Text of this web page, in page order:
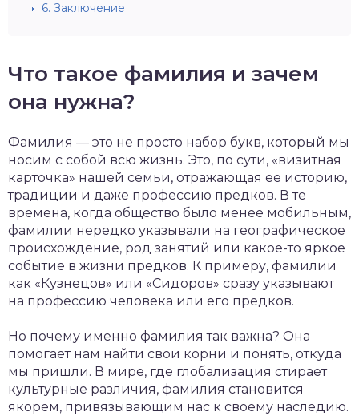
6. Заключение
Что такое фамилия и зачем
она нужна?
Фамилия — это не просто набор букв, который мы
носим с собой всю жизнь. Это, по сути, «визитная
карточка» нашей семьи, отражающая ее историю,
традиции и даже профессию предков. В те
времена, когда общество было менее мобильным,
фамилии нередко указывали на географическое
происхождение, род занятий или какое-то яркое
событие в жизни предков. К примеру, фамилии
как «Кузнецов» или «Сидоров» сразу указывают
на профессию человека или его предков.
Но почему именно фамилия так важна? Она
помогает нам найти свои корни и понять, откуда
мы пришли. В мире, где глобализация стирает
культурные различия, фамилия становится
якорем, привязывающим нас к своему наследию.